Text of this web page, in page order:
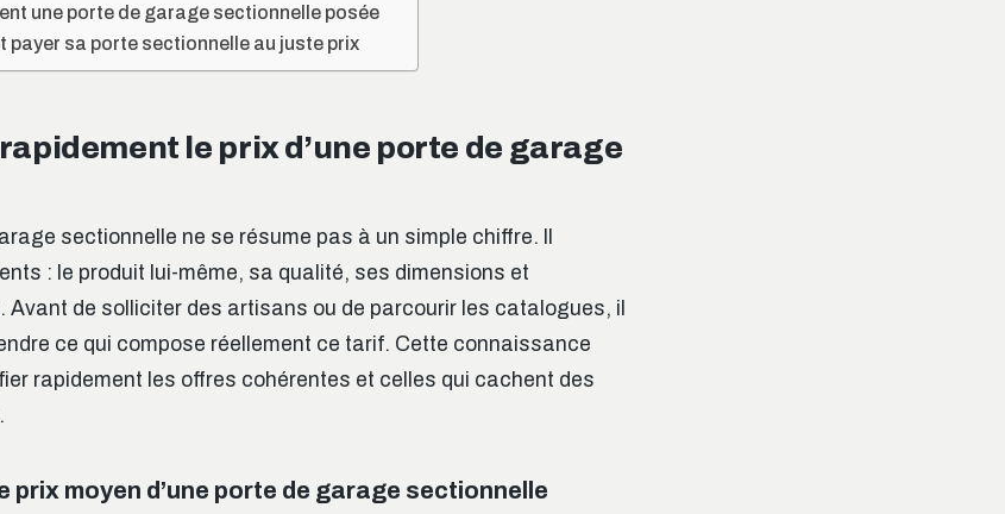
une porte de garage sectionnelle posée
payer sa porte sectionnelle au juste prix
le prix d’une porte de garage
sectionnelle ne se résume pas à un simple chiffre. Il
: le produit lui-même, sa qualité, ses dimensions et
Avant de solliciter des artisans ou de parcourir les catalogues, il
ce qui compose réellement ce tarif. Cette connaissance
rapidement les offres cohérentes et celles qui cachent des
prix moyen d’une porte de garage sectionnelle